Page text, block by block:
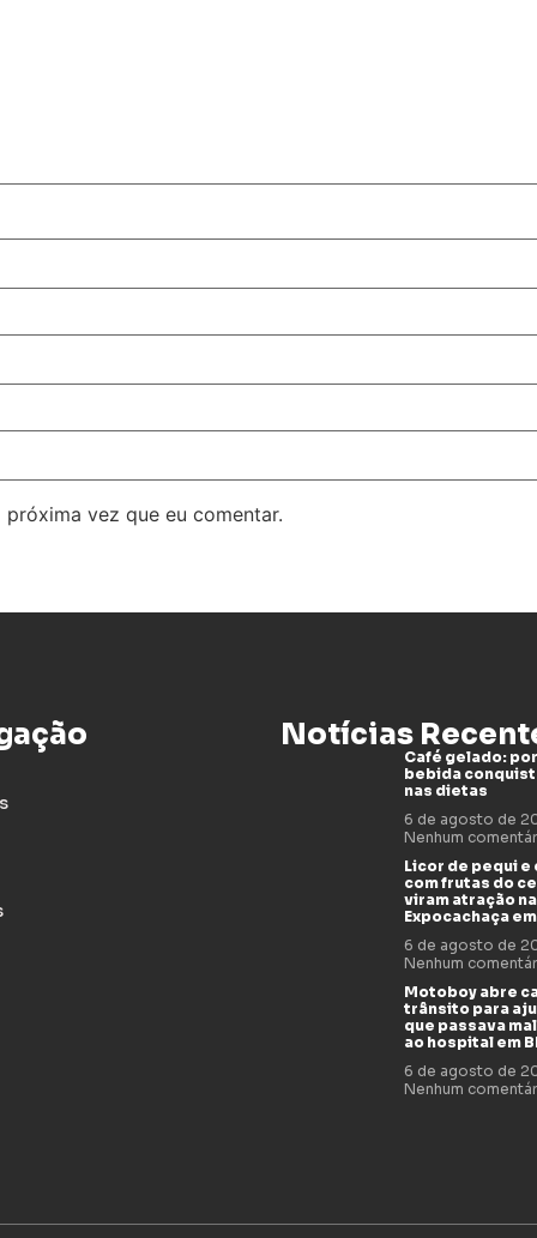
vez que eu comentar.
Notícias
Café gelado:
bebida
nas dietas
6 de agosto de
Nenhum
Licor de pequi e
com frutas do
viram atração na
Expocachaça em
6 de agosto de
Nenhum
Motoboy abre
trânsito para
que passava
ao hospital em
6 de agosto de
Nenhum